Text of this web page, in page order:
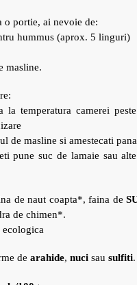
o portie, ai nevoie de:
hummus (aprox. 5 linguri)
masline.
la temperatura camerei
de masline si amestecati
pune suc de lamaie sau
de naut coapta*, faina de
de chimen*.
de arahide, nuci sau sulfiti.